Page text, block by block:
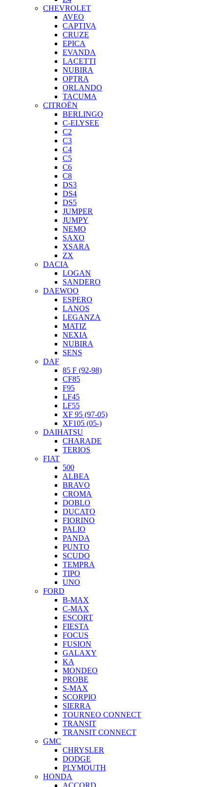
CHEVROLET
AVEO
CAPTIVA
CRUZE
EPICA
EVANDA
LACETTI
NUBIRA
OPTRA
ORLANDO
TACUMA
CITROËN
BERLINGO
C-ELYSEE
C2
C3
C4
C5
C6
C8
DS3
DS4
DS5
JUMPER
JUMPY
NEMO
SAXO
XSARA
ZX
DACIA
LOGAN
SANDERO
DAEWOO
ESPERO
LANOS
LEGANZA
MATIZ
NEXIA
NUBIRA
SENS
DAF
85 F (92-98)
CF85
F95
LF45
LF55
XF 95 (97-05)
XF105 (05-)
DAIHATSU
CHARADE
TERIOS
FIAT
500
ALBEA
BRAVO
CROMA
DOBLO
DUCATO
FIORINO
PALIO
PANDA
PUNTO
SCUDO
TEMPRA
TIPO
UNO
FORD
B-MAX
C-MAX
ESCORT
FIESTA
FOCUS
FUSION
GALAXY
KA
MONDEO
PROBE
S-MAX
SCORPIO
SIERRA
TOURNEO CONNECT
TRANSIT
TRANSIT CONNECT
GMC
CHRYSLER
DODGE
PLYMOUTH
HONDA
ACCORD